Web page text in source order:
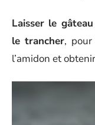
Laisser le
le trancher,
l’amidon et